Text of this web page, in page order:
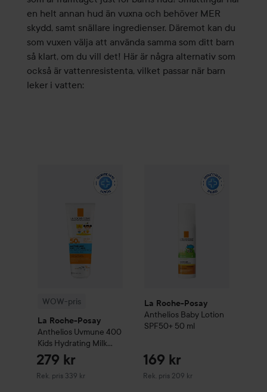
en helt annan hud än vuxna och behöver MER
skydd, samt snällare ingredienser. Däremot kan du
som vuxen välja att använda samma som ditt barn
så klart, om du vill det! Här är några alternativ som
också är vattenresistenta, vilket passar när barn
leker i vatten:
WOW-pris
La Roche-Posay
Anthelios Uvmune 400
Kids Hydrating Milk
Spf50+ 250 ml
279 kr
Rek. pris 339 kr
Rekommenderat pris 339 kr
La Roche-Posay Uvmune 400
La Roche-Posay
Anthelios Baby Lotion
SPF50+ 50 ml
169 kr
Rek. pris 209 kr
Rekommenderat pris 209 kr
La Roche-PosayAnthelios